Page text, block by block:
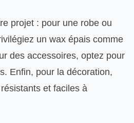
projet : pour une robe ou
un wax épais comme
des accessoires, optez pour
Enfin, pour la décoration,
et faciles à